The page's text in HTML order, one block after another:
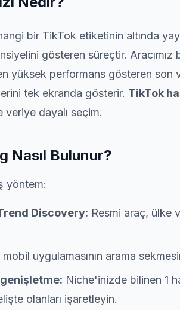
bir TikTok etiketinin altında
gösteren süreçtir.
en yüksek performans gösteren
tek ekranda gösterir. TikTok
dayalı seçim.
Nasıl Bulunur?
yöntem:
Discovery: Resmi araç, ülke
uygulamasının arama
Niche'inizde bilinen 1
olanları işaretleyin.